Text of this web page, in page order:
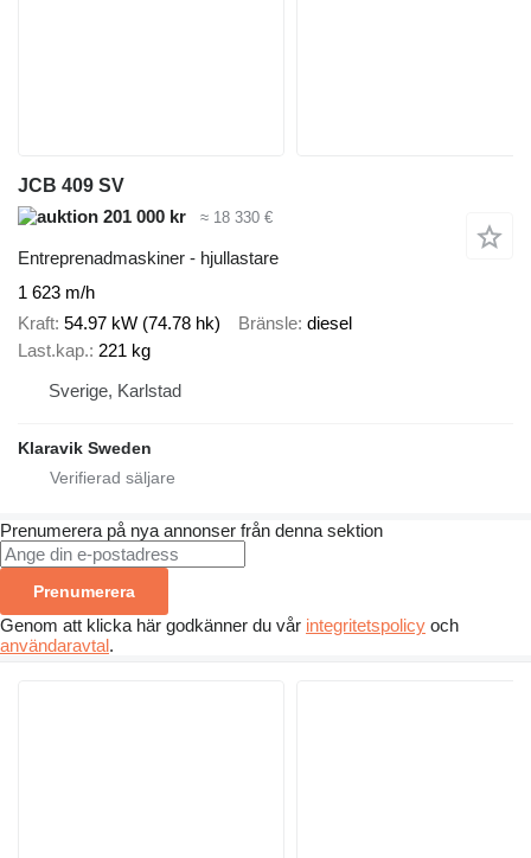
JCB 409 SV
201 000 kr
≈ 18 330 €
Entreprenadmaskiner - hjullastare
1 623 m/h
Kraft 54.97 kW (74.78 hk) Bränsle diesel
Last.kap. 221 kg
Sverige, Karlstad
Klaravik Sweden
Prenumerera på nya annonser från denna sektion
Prenumerera
Genom att klicka här godkänner du vår integritetspolicy och
användaravtal.